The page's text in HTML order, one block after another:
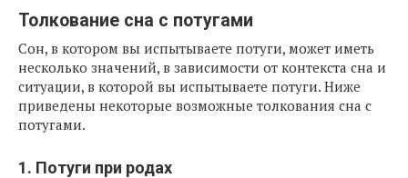
Толкование сна с потугами
Сон, в котором вы испытываете потуги, может иметь
несколько значений, в зависимости от контекста сна и
ситуации, в которой вы испытываете потуги. Ниже
приведены некоторые возможные толкования сна с
потугами.
1. Потуги при родах